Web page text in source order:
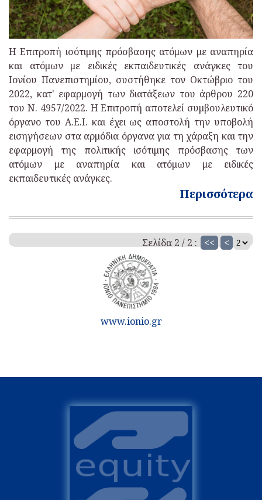
Η Επιτροπή ισότιμης πρόσβασης ατόμων με αναπηρία
και ατόμων με ειδικές εκπαιδευτικές ανάγκες του
Ιονίου Πανεπιστημίου, συστήθηκε τον Οκτώβριο του
2022, κατ' εφαρμογή των διατάξεων του άρθρου 220
του Ν. 4957/2022. Η Επιτροπή αποτελεί συμβουλευτικό
όργανο του Α.Ε.Ι. και έχει ως αποστολή την υποβολή
εισηγήσεων στα αρμόδια όργανα για τη χάραξη και την
εφαρμογή της πολιτικής ισότιμης πρόσβασης των
ατόμων με αναπηρία και ατόμων με ειδικές
εκπαιδευτικές ανάγκες.
Περισσότερα
Σελίδα 2 / 2 : << <
www.ionio.gr